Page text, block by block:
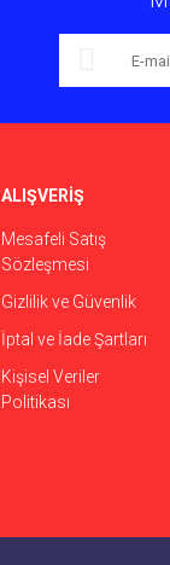
ALIŞVERİŞ
Mesafeli Satış
Sözleşmesi
Gizlilik ve Güvenlik
İptal ve İade Şartları
Kişisel Veriler
Politikası